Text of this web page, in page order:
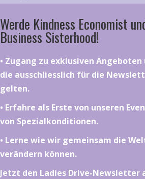
Werde Kindness Economist
Business Sisterhood!
•⁠ ⁠⁠Zugang zu exklusiven
die ausschliesslich für die
gelten.
•⁠ ⁠⁠Erfahre als Erste von unseren
von Spezialkonditionen.
•⁠ ⁠⁠Lerne wie wir gemeinsam die
verändern können.
Jetzt den Ladies Drive-Newsletter